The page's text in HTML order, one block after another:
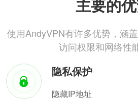
主要的
使用AndyVPN有许多优势，涵
访问权限和网络性
隐私保护
隐藏IP地址